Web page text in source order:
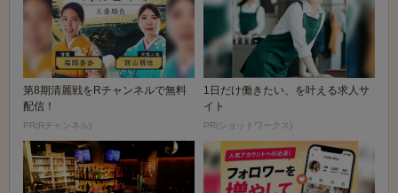
第8期清麗戦をRチャンネルで無料
配信！
PR(Rチャンネル)
1日だけ働きたい、を叶える求人サ
イト
PR(ショットワークス)